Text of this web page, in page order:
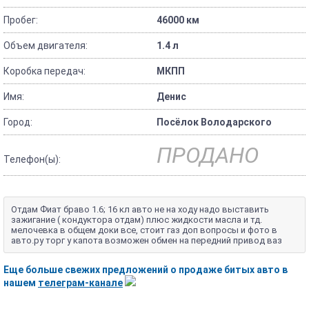
Пробег: 46000 км
Объем двигателя: 1.4 л
Коробка передач: МКПП
Имя: Денис
Город: Посёлок Володарского
Телефон(ы): ПРОДАНО
Отдам Фиат браво 1.6; 16 кл авто не на ходу надо выставить
зажигание ( кондуктора отдам) плюс жидкости масла и тд.
мелочевка в общем доки все, стоит газ доп вопросы и фото в
авто.ру торг у капота возможен обмен на передний привод ваз
Еще больше свежих предложений о продаже битых авто в
нашем телеграм-канале